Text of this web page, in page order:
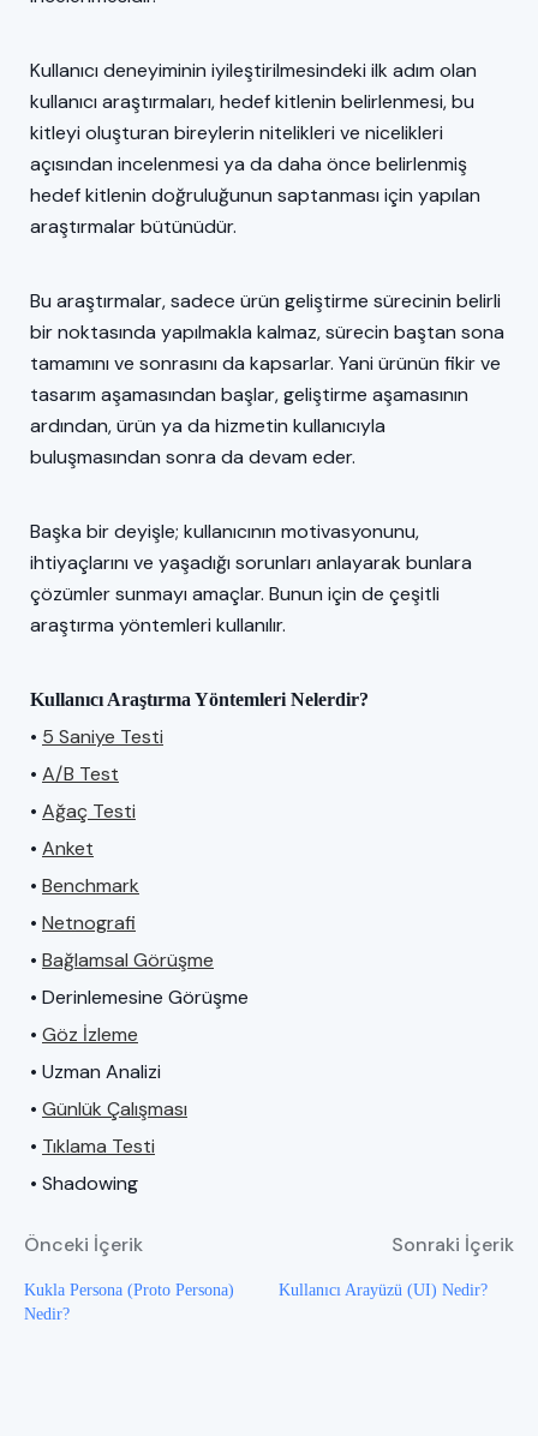
Kullanıcı deneyiminin iyileştirilmesindeki ilk adım olan
kullanıcı araştırmaları, hedef kitlenin belirlenmesi, bu
kitleyi oluşturan bireylerin nitelikleri ve nicelikleri
açısından incelenmesi ya da daha önce belirlenmiş
hedef kitlenin doğruluğunun saptanması için yapılan
araştırmalar bütünüdür.
Bu araştırmalar, sadece ürün geliştirme sürecinin belirli
bir noktasında yapılmakla kalmaz, sürecin baştan sona
tamamını ve sonrasını da kapsarlar. Yani ürünün fikir ve
tasarım aşamasından başlar, geliştirme aşamasının
ardından, ürün ya da hizmetin kullanıcıyla
buluşmasından sonra da devam eder.
Başka bir deyişle; kullanıcının motivasyonunu,
ihtiyaçlarını ve yaşadığı sorunları anlayarak bunlara
çözümler sunmayı amaçlar. Bunun için de çeşitli
araştırma yöntemleri kullanılır.
Kullanıcı Araştırma Yöntemleri Nelerdir?
• 5 Saniye Testi
• A/B Test
• Ağaç Testi
• Anket
• Benchmark
• Netnografi
• Bağlamsal Görüşme
• Derinlemesine Görüşme
• Göz İzleme
• Uzman Analizi
• Günlük Çalışması
• Tıklama Testi
• Shadowing
Sonraki İçerik
Önceki İçerik
Kukla Persona (Proto Persona)
Nedir?
Kullanıcı Arayüzü (UI) Nedir?